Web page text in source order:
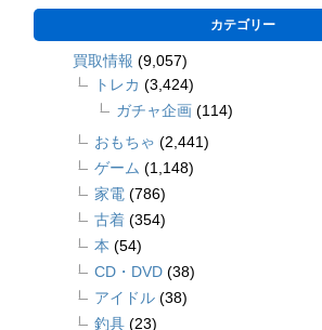
カテゴリー
買取情報 (9,057)
トレカ (3,424)
ガチャ企画 (114)
おもちゃ (2,441)
ゲーム (1,148)
家電 (786)
古着 (354)
本 (54)
CD・DVD (38)
アイドル (38)
釣具 (23)